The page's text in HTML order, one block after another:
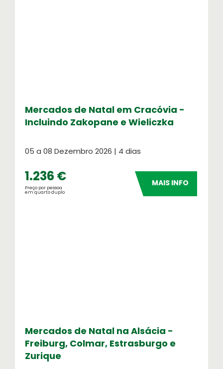
Mercados de Natal em Cracóvia -
Incluindo Zakopane e Wieliczka
05 a 08 Dezembro 2026 | 4 dias
1.236 €
Preço por pessoa
em quarto duplo
MAIS INFO
Mercados de Natal na Alsácia -
Freiburg, Colmar, Estrasburgo e
Zurique